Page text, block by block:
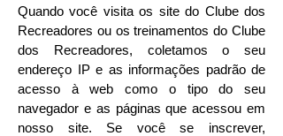
Quando você visita os site do Clube dos
Recreadores ou os treinamentos do Clube
dos Recreadores, coletamos o seu
endereço IP e as informações padrão de
acesso à web como o tipo do seu
navegador e as páginas que acessou em
nosso site. Se você se inscrever,